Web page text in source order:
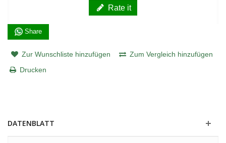
Rate it
Share
Zur Wunschliste hinzufügen
Zum Vergleich hinzufügen
Drucken
DATENBLATT